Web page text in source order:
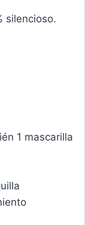
silencioso.
1 mascarilla